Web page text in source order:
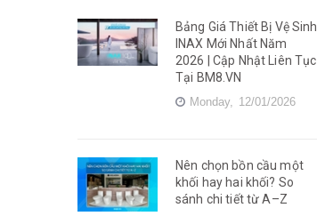
Bảng Giá Thiết Bị Vệ Sinh
INAX Mới Nhất Năm
2026 | Cập Nhật Liên Tục
Tại BM8.VN
Monday, 12/01/2026
Nên chọn bồn cầu một
khối hay hai khối? So
sánh chi tiết từ A–Z